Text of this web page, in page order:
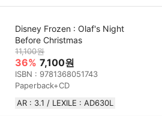
Disney Frozen : Olaf's Night
Before Christmas
11,100원
36% 7,100원
ISBN : 9781368051743
Paperback+CD
AR : 3.1 / LEXILE : AD630L